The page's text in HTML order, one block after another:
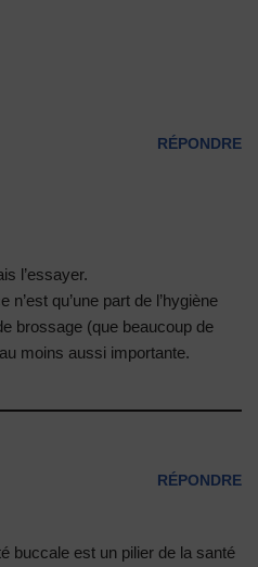
RÉPONDRE
l’essayer.
qu’une part de l’hygiène
brossage (que beaucoup de
moins aussi importante.
RÉPONDRE
buccale est un pilier de la santé